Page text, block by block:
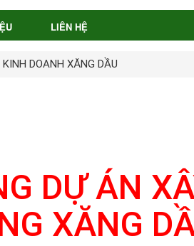
LIÊN HỆ
DOANH XĂNG DẦU
DỰ ÁN
XĂNG